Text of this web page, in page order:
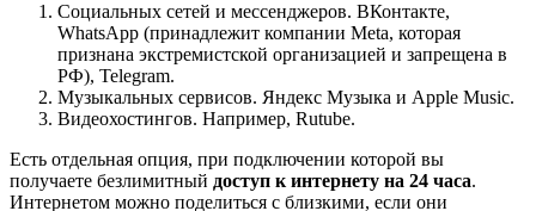
Социальных сетей и мессенджеров. ВКонтакте,
WhatsApp (принадлежит компании Meta, которая
признана экстремистской организацией и запрещена в
РФ), Telegram.
Музыкальных сервисов. Яндекс Музыка и Apple Music.
Видеохостингов. Например, Rutube.
Есть отдельная опция, при подключении которой вы
получаете безлимитный доступ к интернету на 24 часа.
Интернетом можно поделиться с близкими, если они